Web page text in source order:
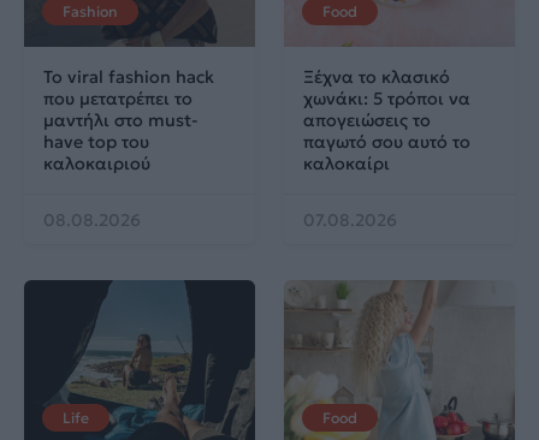
Fashion
Το viral fashion hack
που μετατρέπει το
μαντήλι στο must-
have top του
καλοκαιριού
08.08.2026
Food
Ξέχνα το κλασικό
χωνάκι: 5 τρόποι να
απογειώσεις το
παγωτό σου αυτό το
καλοκαίρι
07.08.2026
Life Food